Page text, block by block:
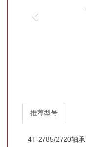
推荐型号
4T-2785/2720轴承